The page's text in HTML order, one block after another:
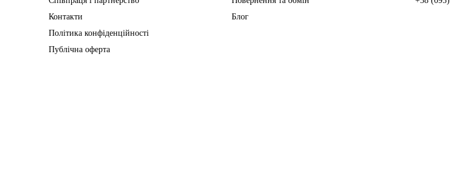
Контакти
Політика конфіденційності
Публічна оферта
Блог